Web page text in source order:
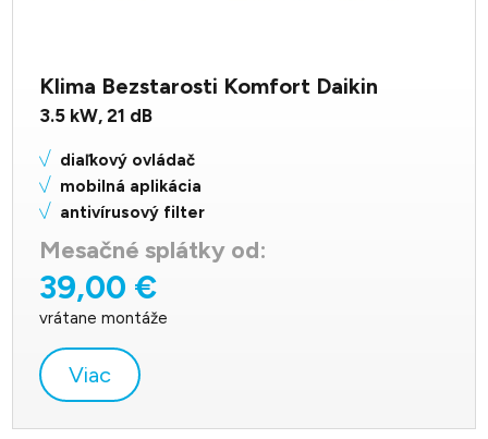
Klima Bezstarosti Komfort Daikin
3.5 kW,21 dB
diaľkový ovládač
mobilná aplikácia
antivírusový filter
Mesačné splátky od:
39,00 €
vrátane montáže
Viac